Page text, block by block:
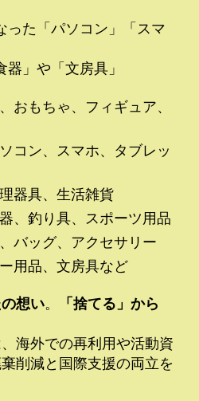
った「パソコン」「スマ
」や「文房具」
おもちゃ、フィギュア、
コン、スマホ、タブレッ
器具、生活雑貨
、釣り具、スポーツ用品
バッグ、アクセサリー
用品、文房具など
の想い。
「捨てる」から
海外での再利用や活動資
削減と国際支援の両立を